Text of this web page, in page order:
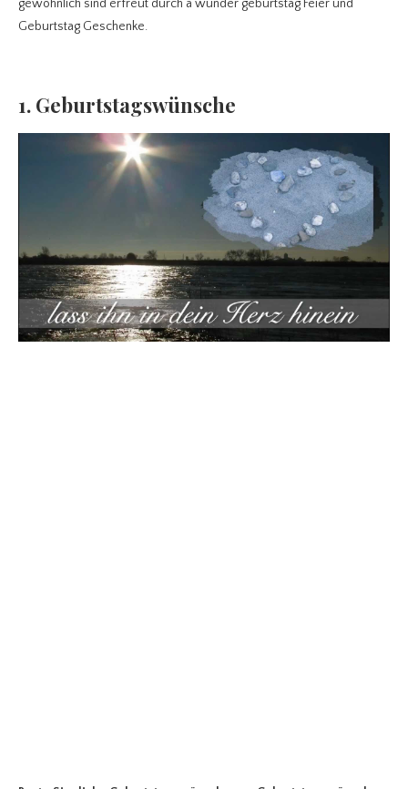
gewöhnlich sind erfreut durch a wunder geburtstag Feier und
Geburtstag Geschenke.
1. Geburtstagswünsche